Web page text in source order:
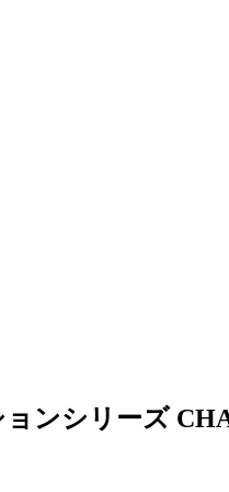
ンシリーズ